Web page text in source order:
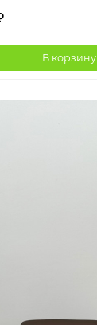
В корзину